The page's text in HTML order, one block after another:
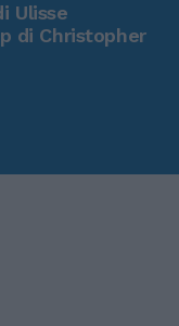
Ulisse
di Christopher